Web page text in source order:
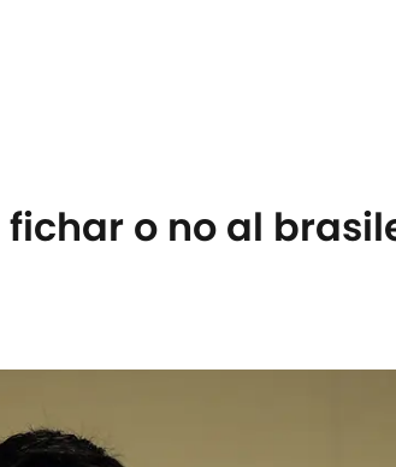
o no al